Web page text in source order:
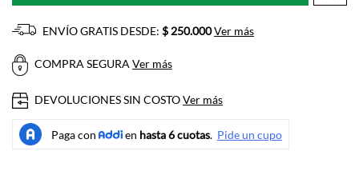
ENVÍO GRATIS DESDE: $ 250.000Ver más
COMPRA SEGURA Ver más
DEVOLUCIONES SIN COSTOVer más